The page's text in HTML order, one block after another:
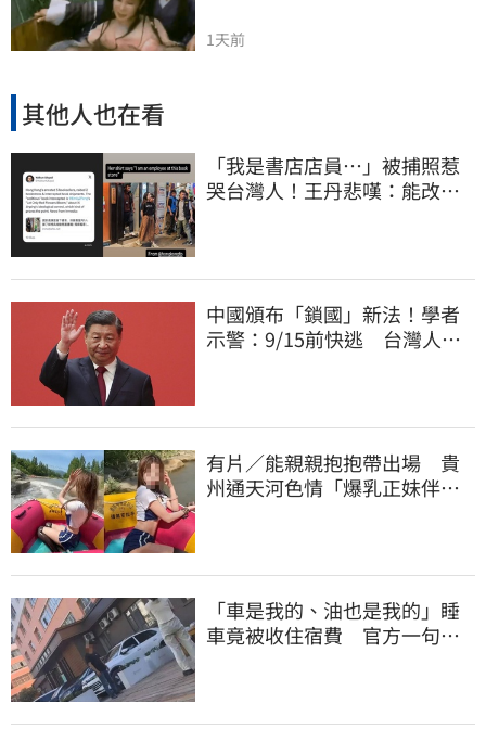
1天前
其他人也在看
「我是書店店員⋯」被捕照惹
哭台灣人！王丹悲嘆：能改變
中國頒布「鎖國」新法！學者
示警：9/15前快逃 台灣人也
有片／能親親抱抱帶出場 貴
州通天河色情「爆乳正妹伴
「車是我的、油也是我的」睡
車竟被收住宿費 官方一句話